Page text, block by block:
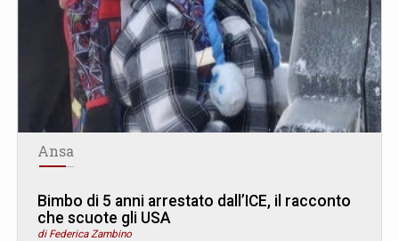
Ansa
Bimbo di 5 anni arrestato dall’ICE, il racconto
che scuote gli USA
di Federica Zambino